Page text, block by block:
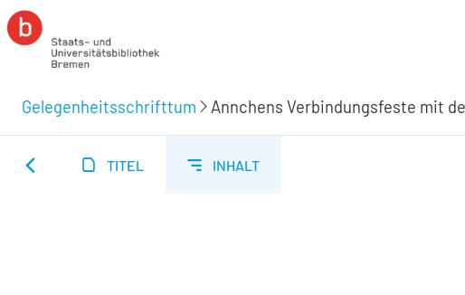
Gelegenheitsschrifttum Annchens Verbindungsfeste mit
TITEL INHALT